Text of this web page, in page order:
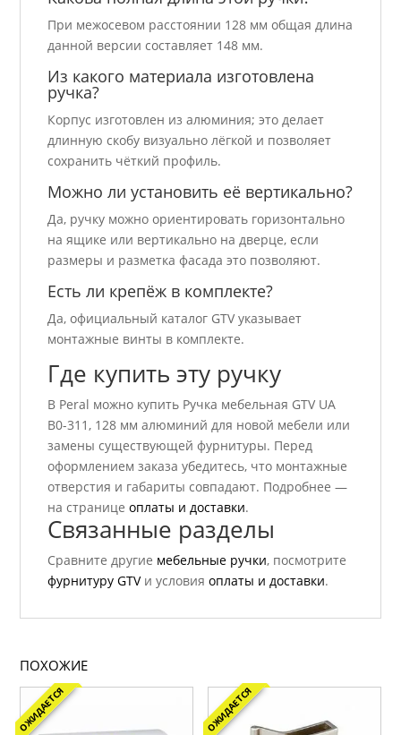
При межосевом расстоянии 128 мм общая длина
данной версии составляет 148 мм.
Из какого материала изготовлена
ручка?
Корпус изготовлен из алюминия; это делает
длинную скобу визуально лёгкой и позволяет
сохранить чёткий профиль.
Можно ли установить её вертикально?
Да, ручку можно ориентировать горизонтально
на ящике или вертикально на дверце, если
размеры и разметка фасада это позволяют.
Есть ли крепёж в комплекте?
Да, официальный каталог GTV указывает
монтажные винты в комплекте.
Где купить эту ручку
В Peral можно купить Ручка мебельная GTV UA
B0-311, 128 мм алюминий для новой мебели или
замены существующей фурнитуры. Перед
оформлением заказа убедитесь, что монтажные
отверстия и габариты совпадают. Подробнее —
на страницеоплаты и доставки.
Связанные разделы
Сравните другие мебельные ручки, посмотрите
фурнитуру GTVи условияоплаты и доставки.
ПОХОЖИЕ
ОЖИДАЕТСЯ ОЖИДАЕТСЯ